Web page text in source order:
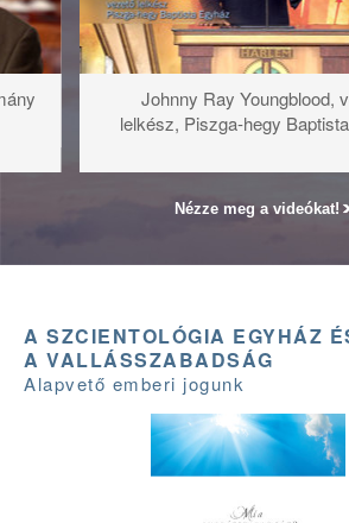
Johnny Ray Youngblood,
lelkész, Piszga‑hegy
Nézze meg a videókat!
A SZCIENTOLÓGIA EGYHÁZ
A VALLÁSSZABADSÁG
Alapvető emberi jogunk